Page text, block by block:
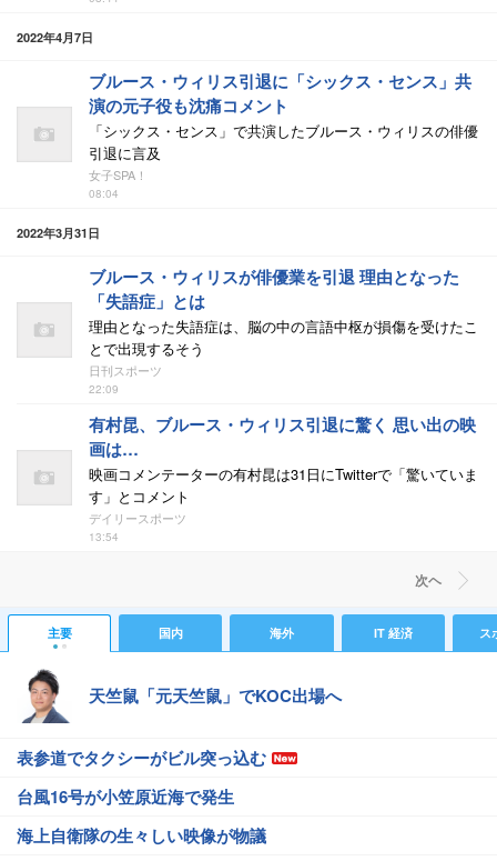
2022年4月7日
ブルース・ウィリス引退に「シックス・センス」共
演の元子役も沈痛コメント
「シックス・センス」で共演したブルース・ウィリスの俳優
引退に言及
女子SPA！
08:04
2022年3月31日
ブルース・ウィリスが俳優業を引退 理由となった
「失語症」とは
理由となった失語症は、脳の中の言語中枢が損傷を受けたこ
とで出現するそう
日刊スポーツ
22:09
有村昆、ブルース・ウィリス引退に驚く 思い出の映
画は…
映画コメンテーターの有村昆は31日にTwitterで「驚いていま
す」とコメント
デイリースポーツ
13:54
次ヘ
主要 国内 海外 IT 経済 ス
天竺鼠「元天竺鼠」でKOC出場へ
表参道でタクシーがビル突っ込む
台風16号が小笠原近海で発生
海上自衛隊の生々しい映像が物議